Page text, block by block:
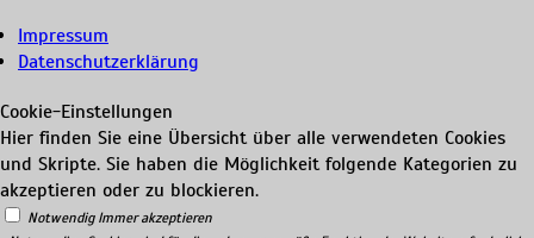
Impressum
Datenschutzerklärung
Cookie-Einstellungen
Hier finden Sie eine Übersicht über alle verwendeten Cookies
und Skripte. Sie haben die Möglichkeit folgende Kategorien zu
akzeptieren oder zu blockieren.
Notwendig Immer akzeptieren